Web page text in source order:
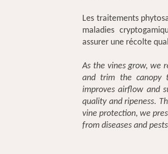
Les traitements
maladies
assurer une récolte
As the vines grow, we
and trim the canopy
improves airflow and
quality and ripeness.
vine protection, we
from diseases and